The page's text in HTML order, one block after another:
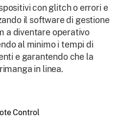
con glitch o errori e
il software di gestione
a diventare operativo
al minimo i tempi di
e garantendo che la
in linea.